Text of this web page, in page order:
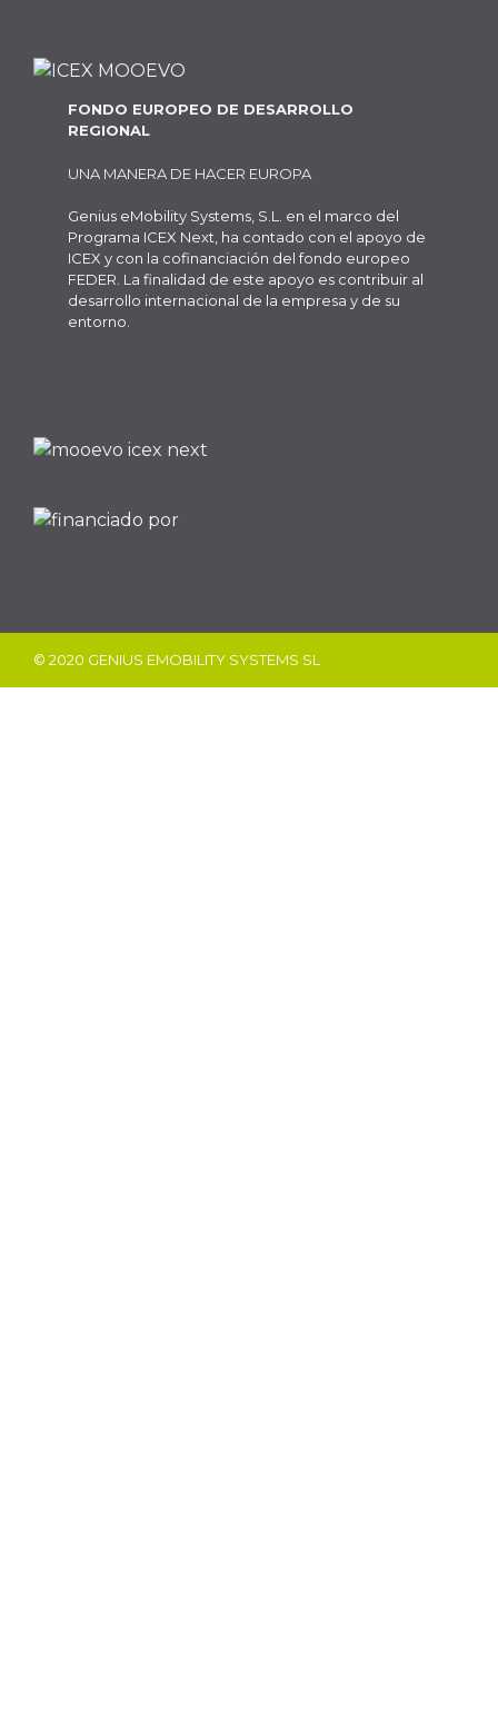
FONDO EUROPEO DE DESARROLLO
REGIONAL
UNA MANERA DE HACER EUROPA
Genius eMobility Systems, S.L. en el marco del
Programa ICEX Next, ha contado con el apoyo de
ICEX y con la cofinanciación del fondo europeo
FEDER. La finalidad de este apoyo es contribuir al
desarrollo internacional de la empresa y de su
entorno.
© 2020 GENIUS EMOBILITY SYSTEMS SL